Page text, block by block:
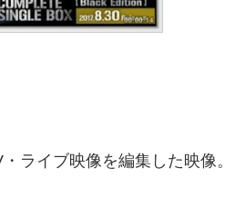
ライブ映像を編集した映像。